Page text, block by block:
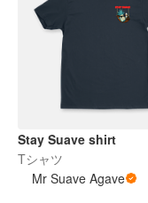
Stay Suave shirt
Tシャツ
Mr Suave Agave